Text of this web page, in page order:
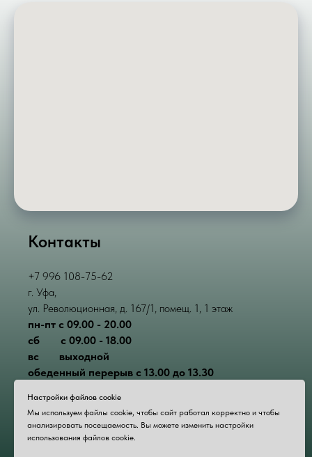
Настройки файлов cookie
Мы используем файлы cookie, чтобы сайт работал корректно и чтобы
анализировать посещаемость. Вы можете изменить настройки
использования файлов cookie.
Контакты
+7 996 108-75-62
г. Уфа,
ул. Революционная, д. 167/1, помещ. 1, 1 этаж
пн-пт с 09.00 - 20.00
сб
с 09.00 - 18.00
вс
выходной
обеденный перерыв с 13.00 до 13.30